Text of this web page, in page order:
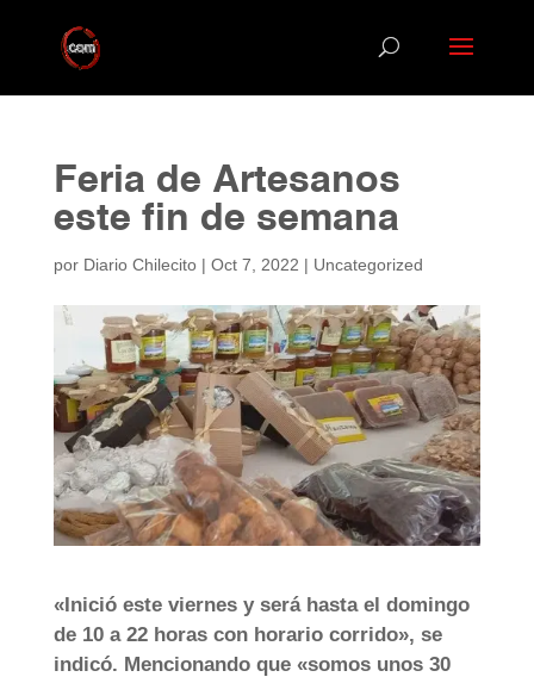
Feria de Artesanos
este fin de semana
por Diario Chilecito| Oct 7, 2022 | Uncategorized
«Inició este viernes y será hasta el domingo
de 10 a 22 horas con horario corrido», se
indicó. Mencionando que «somos unos 30